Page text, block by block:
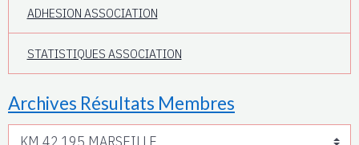
ADHESION ASSOCIATION
STATISTIQUES ASSOCIATION
Archives Résultats Membres